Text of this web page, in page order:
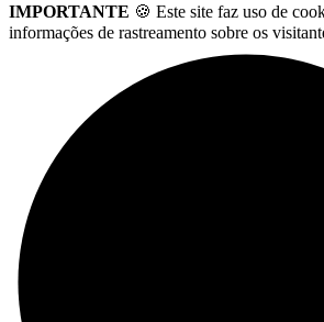
IMPORTANTE 🍪 Este site faz uso de
informações de rastreamento sobre os